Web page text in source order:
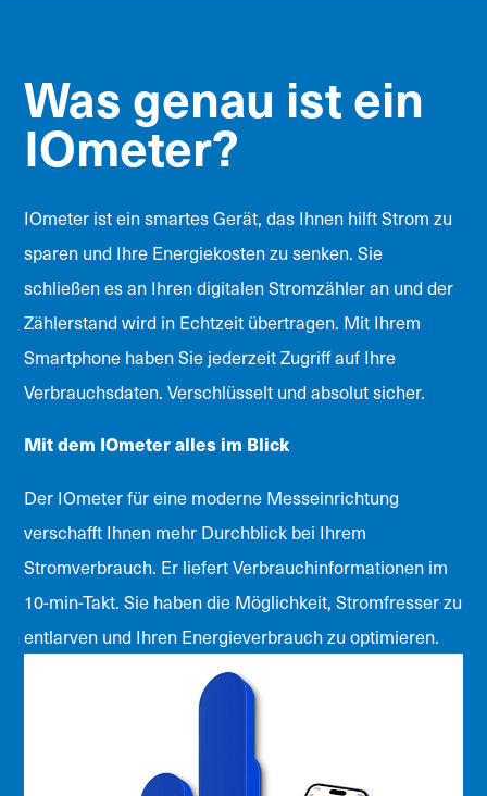
Was genau ist ein
IOmeter?
IOmeter ist ein smartes Gerät, das Ihnen hilft Strom zu
sparen und Ihre Energiekosten zu senken. Sie
schließen es an Ihren digitalen Stromzähler an und der
Zählerstand wird in Echtzeit übertragen. Mit Ihrem
Smartphone haben Sie jederzeit Zugriff auf Ihre
Verbrauchsdaten. Verschlüsselt und absolut sicher.
Mit dem IOmeter alles im Blick
Der IOmeter für eine moderne Messeinrichtung
verschafft Ihnen mehr Durchblick bei Ihrem
Stromverbrauch. Er liefert Verbrauchinformationen im
10-min-Takt. Sie haben die Möglichkeit, Stromfresser zu
entlarven und Ihren Energieverbrauch zu optimieren.